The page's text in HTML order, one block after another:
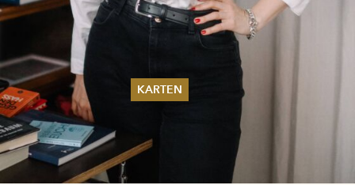
KARTEN
Sommer 2026
Pfingsten 2026
Abonnements
Karteninformation